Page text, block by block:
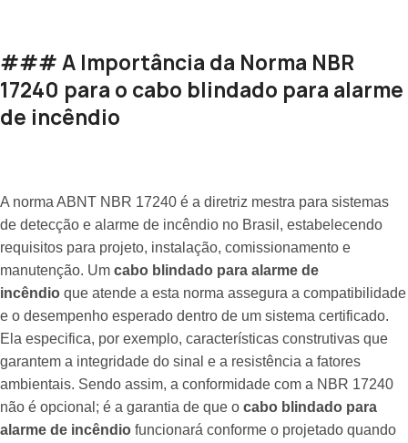
### A Importância da Norma NBR
17240 para o cabo blindado para alarme
de incêndio
A norma ABNT NBR 17240 é a diretriz mestra para sistemas
de detecção e alarme de incêndio no Brasil, estabelecendo
requisitos para projeto, instalação, comissionamento e
manutenção. Um cabo blindado para alarme de
incêndio que atende a esta norma assegura a compatibilidade
e o desempenho esperado dentro de um sistema certificado.
Ela especifica, por exemplo, características construtivas que
garantem a integridade do sinal e a resistência a fatores
ambientais. Sendo assim, a conformidade com a NBR 17240
não é opcional; é a garantia de que o cabo blindado para
alarme de incêndio funcionará conforme o projetado quando